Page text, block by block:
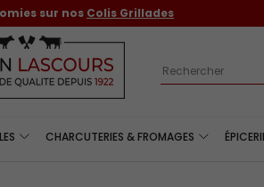
sur nos Colis Grillades
Recherche
CHARCUTERIES & FROMAGES